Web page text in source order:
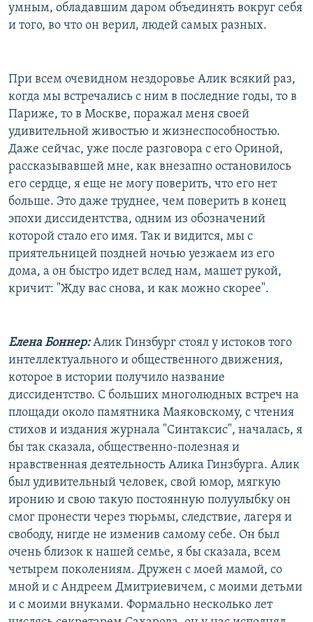
умным, обладавшим даром объединять вокруг себя
и того, во что он верил, людей самых разных.
При всем очевидном нездоровье Алик всякий раз,
когда мы встречались с ним в последние годы, то в
Париже, то в Москве, поражал меня своей
удивительной живостью и жизнеспособностью.
Даже сейчас, уже после разговора с его Ориной,
рассказывавшей мне, как внезапно остановилось
его сердце, я еще не могу поверить, что его нет
больше. Это даже труднее, чем поверить в конец
эпохи диссидентства, одним из обозначений
которой стало его имя. Так и видится, мы с
приятельницей поздней ночью уезжаем из его
дома, а он быстро идет вслед нам, машет рукой,
кричит: "Жду вас снова, и как можно скорее".
Елена Боннер:Алик Гинзбург стоял у истоков того
интеллектуального и общественного движения,
которое в истории получило название
диссидентство. С больших многолюдных встреч на
площади около памятника Маяковскому, с чтения
стихов и издания журнала "Синтаксис", началась, я
бы так сказала, общественно-полезная и
нравственная деятельность Алика Гинзбурга. Алик
был удивительный человек, свой юмор, мягкую
иронию и свою такую постоянную полуулыбку он
смог пронести через тюрьмы, следствие, лагеря и
свободу, нигде не изменив самому себе. Он был
очень близок к нашей семье, я бы сказала, всем
четырем поколениям. Дружен с моей мамой, со
мной и с Андреем Дмитриевичем, с моими детьми
и с моими внуками. Формально несколько лет